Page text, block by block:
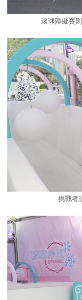
滾球障礙賽
挑戰者